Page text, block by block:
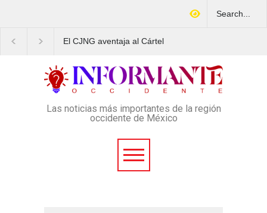
El CJNG aventaja al Cártel
Montenegro
esquema Ponzi con
4 mil afectados
Las noticias más importantes de la región
occidente de México